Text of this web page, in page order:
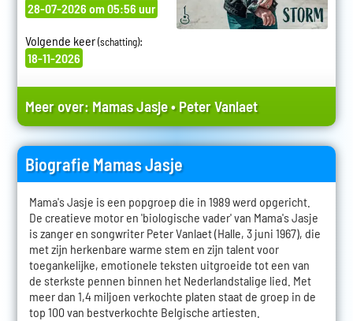
28-07-2026 om 05:56 uur
Volgende keer(schatting):
18-11-2026
Meer over: Mamas Jasje•Peter Vanlaet
Biografie Mamas Jasje
Mama's Jasje is een popgroep die in 1989 werd opgericht.
De creatieve motor en 'biologische vader' van Mama's Jasje
is zanger en songwriter Peter Vanlaet (Halle, 3 juni 1967), die
met zijn herkenbare warme stem en zijn talent voor
toegankelijke, emotionele teksten uitgroeide tot een van
de sterkste pennen binnen het Nederlandstalige lied. Met
meer dan 1,4 miljoen verkochte platen staat de groep in de
top 100 van bestverkochte Belgische artiesten.